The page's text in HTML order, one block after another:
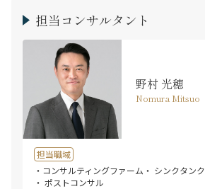
担当コンサルタント
野村 光穂
Nomura Mitsuo
担当職域
・コンサルティングファーム ・ シンクタンク
・ ポストコンサル